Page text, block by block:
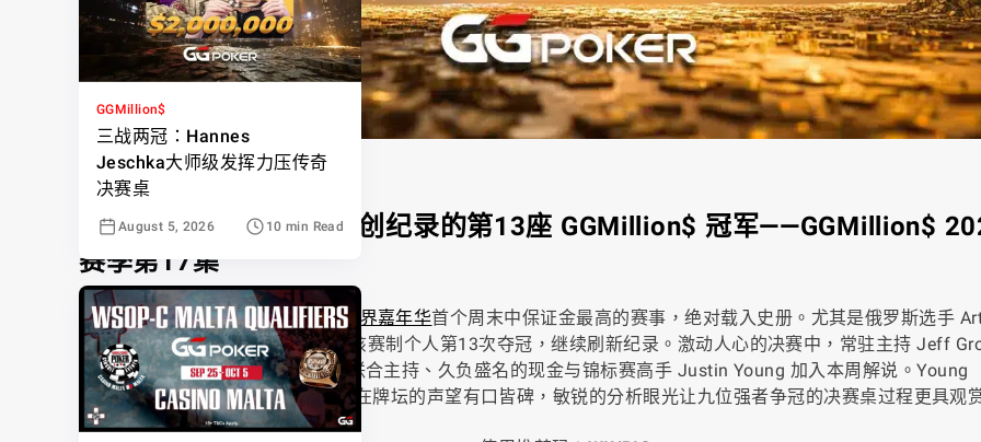
Artur Martirosian 夺得创纪录的第13座 GGMillion$ 冠军——GGMillion$
赛季第17集
本周的 GGMillion$ 决赛，是 GG 世界嘉年华首个周末中保证金最高的赛事，绝对载入史册。尤其是俄罗斯选手
Martirosian，他以 $486,816 收获该赛制个人第13次夺冠，继续刷新纪录。激动人心的决赛中，常驻主持 Jeff
邀请了热门播客Table 1 Podcast 联合主持、久负盛名的现金与锦标赛高手 Justin Young 加入本周解说。Young
线下锦标赛赢取超过 $6.8百万，他在牌坛的声望有口皆碑，敏锐的分析眼光让九位强者争冠的决赛桌过程更具观
GGMillion$
三战两冠：Hannes
Jeschka大师级发挥力压传奇
决赛桌
August 5, 2026 10 min Read